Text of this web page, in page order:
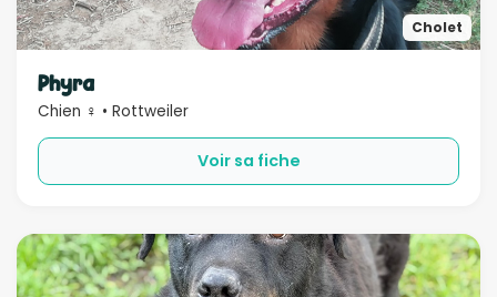
Cholet
Phyra
Chien ♀ • Rottweiler
Voir sa fiche